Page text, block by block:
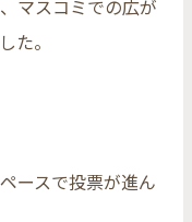
マスコミでの広が
た。
ースで投票が進ん